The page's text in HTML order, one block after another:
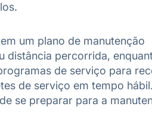
um plano de manutenção
distância percorrida,
de serviço para
de serviço em tempo
se preparar para a